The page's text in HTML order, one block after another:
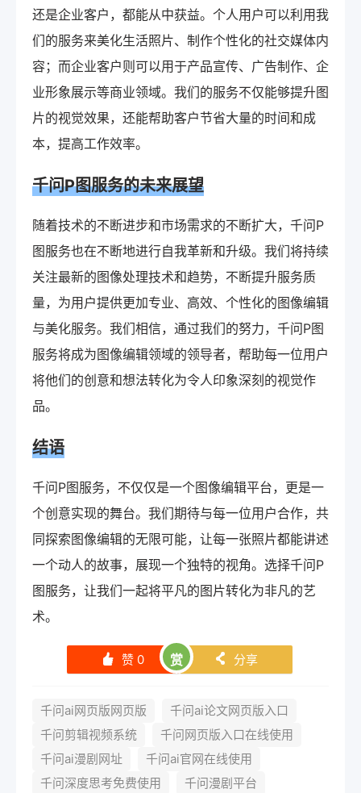
还是企业客户，都能从中获益。个人用户可以利用我
们的服务来美化生活照片、制作个性化的社交媒体内
容；而企业客户则可以用于产品宣传、广告制作、企
业形象展示等商业领域。我们的服务不仅能够提升图
片的视觉效果，还能帮助客户节省大量的时间和成
本，提高工作效率。
千问P图服务的未来展望
随着技术的不断进步和市场需求的不断扩大，千问P
图服务也在不断地进行自我革新和升级。我们将持续
关注最新的图像处理技术和趋势，不断提升服务质
量，为用户提供更加专业、高效、个性化的图像编辑
与美化服务。我们相信，通过我们的努力，千问P图
服务将成为图像编辑领域的领导者，帮助每一位用户
将他们的创意和想法转化为令人印象深刻的视觉作
品。
结语
千问P图服务，不仅仅是一个图像编辑平台，更是一
个创意实现的舞台。我们期待与每一位用户合作，共
同探索图像编辑的无限可能，让每一张照片都能讲述
一个动人的故事，展现一个独特的视角。选择千问P
图服务，让我们一起将平凡的图片转化为非凡的艺
术。
󰄼 赞 0 赏 󰄯 分享
千问ai网页版网页版
千问ai论文网页版入口
千问剪辑视频系统
千问网页版入口在线使用
千问ai漫剧网址
千问ai官网在线使用
千问深度思考免费使用
千问漫剧平台